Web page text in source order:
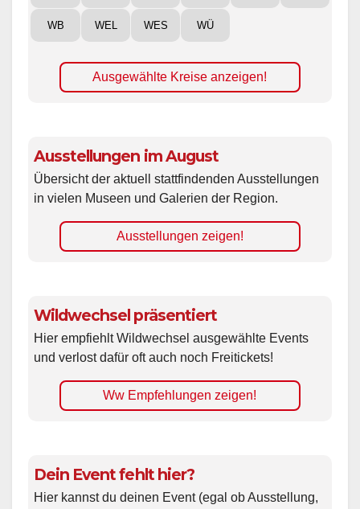
WB WEL WES WÜ
Ausgewählte Kreise anzeigen!
Ausstellungen im August
Übersicht der aktuell stattfindenden Ausstellungen
in vielen Museen und Galerien der Region.
Ausstellungen zeigen!
Wildwechsel präsentiert
Hier empfiehlt Wildwechsel ausgewählte Events
und verlost dafür oft auch noch Freitickets!
Ww Empfehlungen zeigen!
Dein Event fehlt hier?
Hier kannst du deinen Event (egal ob Ausstellung,